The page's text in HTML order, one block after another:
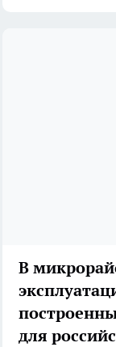
В
для